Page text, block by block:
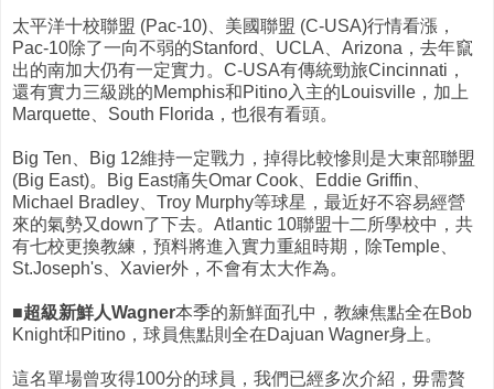
太平洋十校聯盟 (Pac-10)、美國聯盟 (C-USA)行情看漲，
Pac-10除了一向不弱的Stanford、UCLA、Arizona，去年竄
出的南加大仍有一定實力。C-USA有傳統勁旅Cincinnati，
還有實力三級跳的Memphis和Pitino入主的Louisville，加上
Marquette、South Florida，也很有看頭。
Big Ten、Big 12維持一定戰力，掉得比較慘則是大東部聯盟
(Big East)。Big East痛失Omar Cook、Eddie Griffin、
Michael Bradley、Troy Murphy等球星，最近好不容易經營
來的氣勢又down了下去。Atlantic 10聯盟十二所學校中，共
有七校更換教練，預料將進入實力重組時期，除Temple、
St.Joseph's、Xavier外，不會有太大作為。
■超級新鮮人Wagner本季的新鮮面孔中，教練焦點全在Bob
Knight和Pitino，球員焦點則全在Dajuan Wagner身上。
這名單場曾攻得100分的球員，我們已經多次介紹，毋需贅